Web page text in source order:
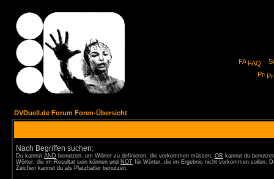
FAQ
DVDuell.de Forum Foren-Übersicht
Nach Begriffen suchen:
Du kannst AND benutzen, um Wörter zu definieren, die vorkommen müssen, OR kannst du
Wörter, die im Resultat sein können und NOT für Wörter, die im Ergebnis nicht vorkommen sollen.
Zeichen kannst du als Platzhalter benutzen.